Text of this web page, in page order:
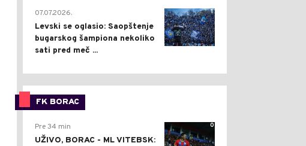
1
07.07.2026.
Levski se oglasio: Saopštenje
bugarskog šampiona nekoliko
sati pred meč ...
FK BORAC
0
Pre 34 min
UŽIVO, BORAC - ML VITEBSK: